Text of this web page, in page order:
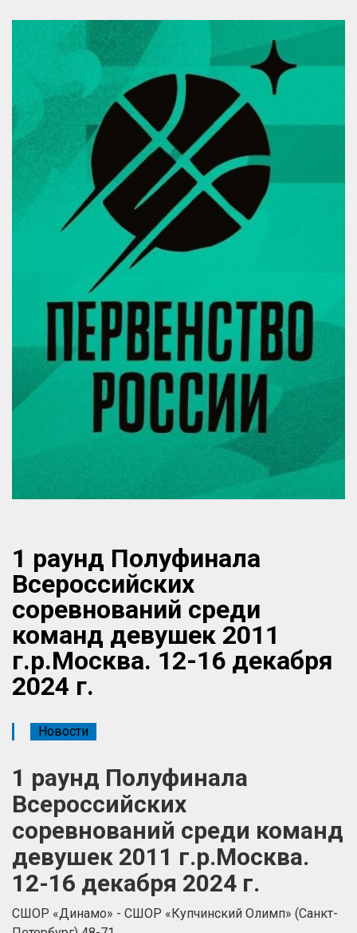
1 раунд Полуфинала
Всероссийских
соревнований среди
команд девушек 2011
г.р.Москва. 12-16 декабря
2024 г.
Новости
1 раунд Полуфинала
Всероссийских
соревнований среди команд
девушек 2011 г.р.Москва.
12-16 декабря 2024 г.
СШОР «Динамо» - СШОР «Купчинский Олимп» (Санкт-